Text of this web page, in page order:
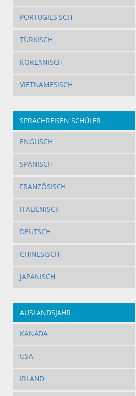
PORTUGIESISCH
TÜRKISCH
KOREANISCH
VIETNAMESISCH
SPRACHREISEN SCHÜLER
ENGLISCH
SPANISCH
FRANZÖSISCH
ITALIENISCH
DEUTSCH
CHINESISCH
JAPANISCH
AUSLANDSJAHR
KANADA
USA
IRLAND